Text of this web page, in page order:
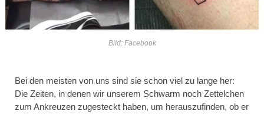
Bild: Facebook
Bei den meisten von uns sind sie schon viel zu lange her:
Die Zeiten, in denen wir unserem Schwarm noch Zettelchen
zum Ankreuzen zugesteckt haben, um herauszufinden, ob er